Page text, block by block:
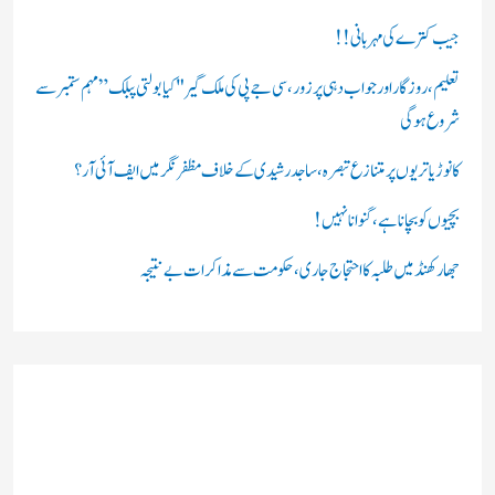
ں
:
جیب کترے کی مہربانی !!
تعلیم، روزگار اور جواب دہی پر زور، سی جے پی کی ملک گیر "کیا بولتی پبلک” مہم ستمبر سے
شروع ہوگی
کانوڑ یاتریوں پر متنازع تبصرہ، ساجد رشیدی کے خلاف مظفرنگر میں ایف آئی آر؟
بچیوں کو بچانا ہے، گنوانا نہیں!
جھارکھنڈ میں طلبہ کا احتجاج جاری، حکومت سے مذاکرات بے نتیجہ